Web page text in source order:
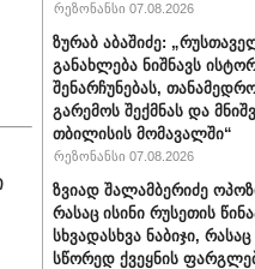
რეზონანსი 07.08.2026
ზურაბ აბაშიძე:
განახლება ნიშნავს
შენარჩუნებას,
გარემოს შექმნას და
თბილისის მომავალში“
რეზონანსი 07.08.2026
ზვიად შალამბერიძე
რასაც ისინი რუსეთის
სხვადასხვა ნაბიჯი,
სწორედ ქვეყნის